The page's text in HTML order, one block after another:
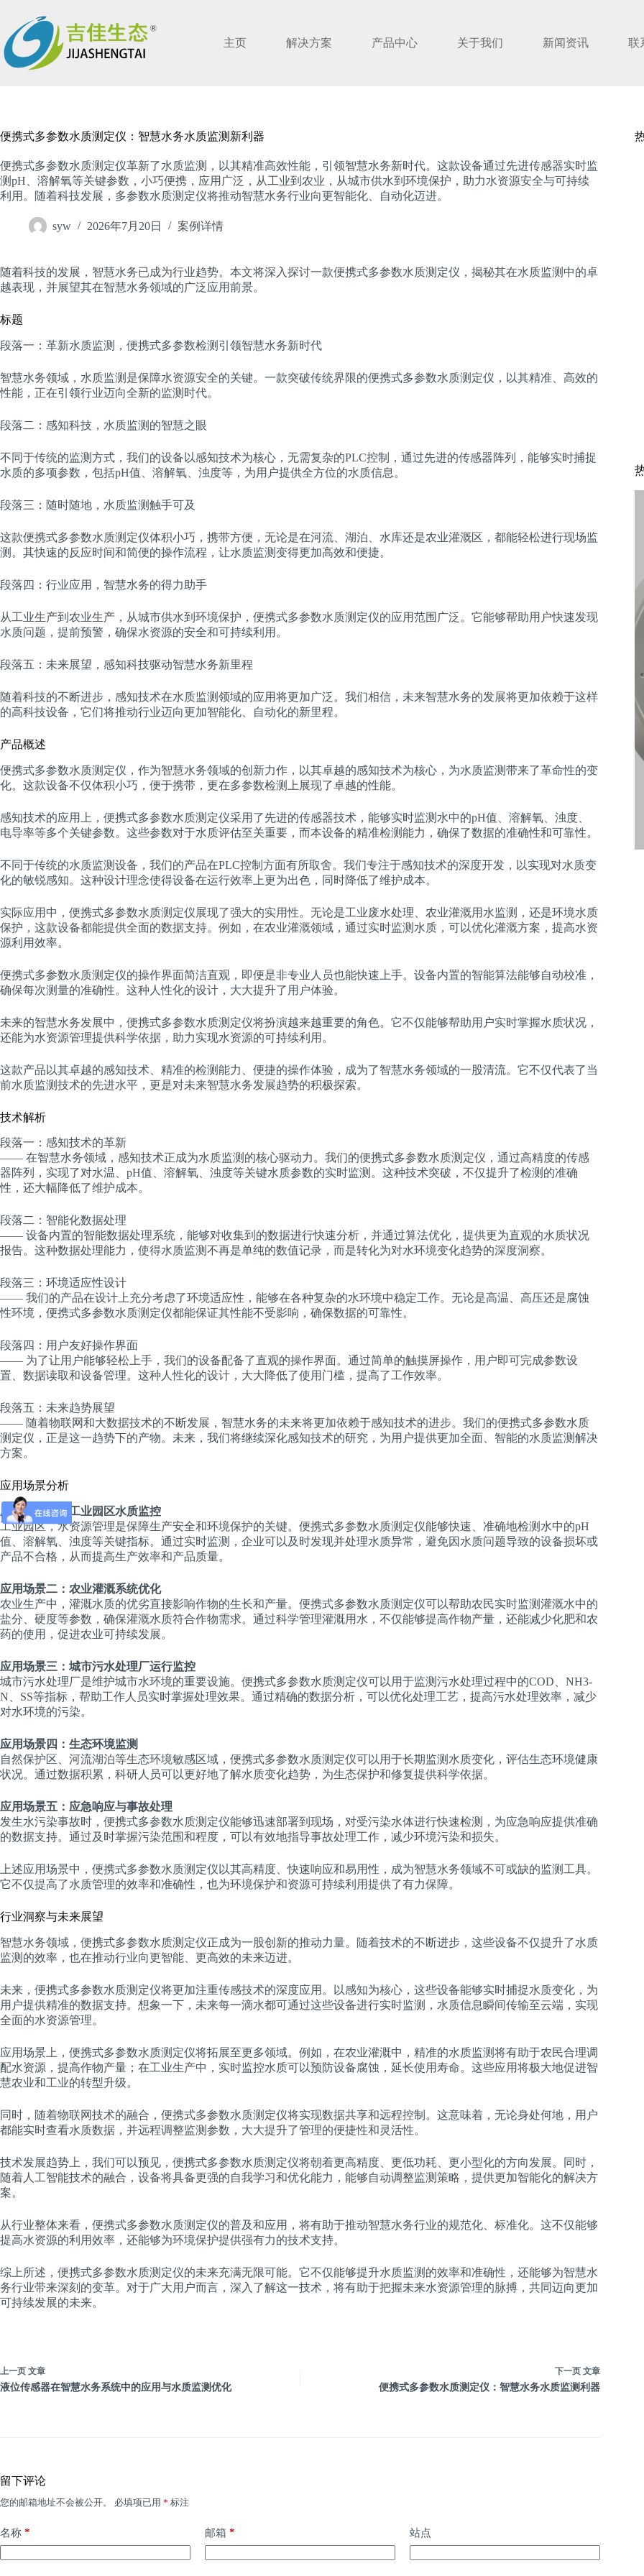
内
容
主页 解决方案 产品中心 关于我们 新闻资讯 联
便携式多参数水质测定仪：智慧水务水质监测新利器
便携式多参数水质测定仪革新了水质监测，以其精准高效性能，引领智慧水务新时代。这款设备通过先进传感器实时监
测pH、溶解氧等关键参数，小巧便携，应用广泛，从工业到农业，从城市供水到环境保护，助力水资源安全与可持续
利用。随着科技发展，多参数水质测定仪将推动智慧水务行业向更智能化、自动化迈进。
syw 2026年7月20日 案例详情
随着科技的发展，智慧水务已成为行业趋势。本文将深入探讨一款便携式多参数水质测定仪，揭秘其在水质监测中的卓
越表现，并展望其在智慧水务领域的广泛应用前景。
标题
段落一：革新水质监测，便携式多参数检测引领智慧水务新时代
智慧水务领域，水质监测是保障水资源安全的关键。一款突破传统界限的便携式多参数水质测定仪，以其精准、高效的
性能，正在引领行业迈向全新的监测时代。
段落二：感知科技，水质监测的智慧之眼
不同于传统的监测方式，我们的设备以感知技术为核心，无需复杂的PLC控制，通过先进的传感器阵列，能够实时捕捉
水质的多项参数，包括pH值、溶解氧、浊度等，为用户提供全方位的水质信息。
段落三：随时随地，水质监测触手可及
这款便携式多参数水质测定仪体积小巧，携带方便，无论是在河流、湖泊、水库还是农业灌溉区，都能轻松进行现场监
测。其快速的反应时间和简便的操作流程，让水质监测变得更加高效和便捷。
段落四：行业应用，智慧水务的得力助手
从工业生产到农业生产，从城市供水到环境保护，便携式多参数水质测定仪的应用范围广泛。它能够帮助用户快速发现
水质问题，提前预警，确保水资源的安全和可持续利用。
段落五：未来展望，感知科技驱动智慧水务新里程
随着科技的不断进步，感知技术在水质监测领域的应用将更加广泛。我们相信，未来智慧水务的发展将更加依赖于这样
的高科技设备，它们将推动行业迈向更加智能化、自动化的新里程。
产品概述
便携式多参数水质测定仪，作为智慧水务领域的创新力作，以其卓越的感知技术为核心，为水质监测带来了革命性的变
化。这款设备不仅体积小巧，便于携带，更在多参数检测上展现了卓越的性能。
感知技术的应用上，便携式多参数水质测定仪采用了先进的传感器技术，能够实时监测水中的pH值、溶解氧、浊度、
电导率等多个关键参数。这些参数对于水质评估至关重要，而本设备的精准检测能力，确保了数据的准确性和可靠性。
不同于传统的水质监测设备，我们的产品在PLC控制方面有所取舍。我们专注于感知技术的深度开发，以实现对水质变
化的敏锐感知。这种设计理念使得设备在运行效率上更为出色，同时降低了维护成本。
实际应用中，便携式多参数水质测定仪展现了强大的实用性。无论是工业废水处理、农业灌溉用水监测，还是环境水质
保护，这款设备都能提供全面的数据支持。例如，在农业灌溉领域，通过实时监测水质，可以优化灌溉方案，提高水资
源利用效率。
便携式多参数水质测定仪的操作界面简洁直观，即便是非专业人员也能快速上手。设备内置的智能算法能够自动校准，
确保每次测量的准确性。这种人性化的设计，大大提升了用户体验。
未来的智慧水务发展中，便携式多参数水质测定仪将扮演越来越重要的角色。它不仅能够帮助用户实时掌握水质状况，
还能为水资源管理提供科学依据，助力实现水资源的可持续利用。
这款产品以其卓越的感知技术、精准的检测能力、便捷的操作体验，成为了智慧水务领域的一股清流。它不仅代表了当
前水质监测技术的先进水平，更是对未来智慧水务发展趋势的积极探索。
技术解析
段落一：感知技术的革新
—— 在智慧水务领域，感知技术正成为水质监测的核心驱动力。我们的便携式多参数水质测定仪，通过高精度的传感
器阵列，实现了对水温、pH值、溶解氧、浊度等关键水质参数的实时监测。这种技术突破，不仅提升了检测的准确
性，还大幅降低了维护成本。
段落二：智能化数据处理
—— 设备内置的智能数据处理系统，能够对收集到的数据进行快速分析，并通过算法优化，提供更为直观的水质状况
报告。这种数据处理能力，使得水质监测不再是单纯的数值记录，而是转化为对水环境变化趋势的深度洞察。
段落三：环境适应性设计
—— 我们的产品在设计上充分考虑了环境适应性，能够在各种复杂的水环境中稳定工作。无论是高温、高压还是腐蚀
性环境，便携式多参数水质测定仪都能保证其性能不受影响，确保数据的可靠性。
段落四：用户友好操作界面
—— 为了让用户能够轻松上手，我们的设备配备了直观的操作界面。通过简单的触摸屏操作，用户即可完成参数设
置、数据读取和设备管理。这种人性化的设计，大大降低了使用门槛，提高了工作效率。
段落五：未来趋势展望
—— 随着物联网和大数据技术的不断发展，智慧水务的未来将更加依赖于感知技术的进步。我们的便携式多参数水质
测定仪，正是这一趋势下的产物。未来，我们将继续深化感知技术的研究，为用户提供更加全面、智能的水质监测解决
方案。
应用场景分析
应用场景一：工业园区水质监控
工业园区，水资源管理是保障生产安全和环境保护的关键。便携式多参数水质测定仪能够快速、准确地检测水中的pH
值、溶解氧、浊度等关键指标。通过实时监测，企业可以及时发现并处理水质异常，避免因水质问题导致的设备损坏或
产品不合格，从而提高生产效率和产品质量。
应用场景二：农业灌溉系统优化
农业生产中，灌溉水质的优劣直接影响作物的生长和产量。便携式多参数水质测定仪可以帮助农民实时监测灌溉水中的
盐分、硬度等参数，确保灌溉水质符合作物需求。通过科学管理灌溉用水，不仅能够提高作物产量，还能减少化肥和农
药的使用，促进农业可持续发展。
应用场景三：城市污水处理厂运行监控
城市污水处理厂是维护城市水环境的重要设施。便携式多参数水质测定仪可以用于监测污水处理过程中的COD、NH3-
N、SS等指标，帮助工作人员实时掌握处理效果。通过精确的数据分析，可以优化处理工艺，提高污水处理效率，减少
对水环境的污染。
应用场景四：生态环境监测
自然保护区、河流湖泊等生态环境敏感区域，便携式多参数水质测定仪可以用于长期监测水质变化，评估生态环境健康
状况。通过数据积累，科研人员可以更好地了解水质变化趋势，为生态保护和修复提供科学依据。
应用场景五：应急响应与事故处理
发生水污染事故时，便携式多参数水质测定仪能够迅速部署到现场，对受污染水体进行快速检测，为应急响应提供准确
的数据支持。通过及时掌握污染范围和程度，可以有效地指导事故处理工作，减少环境污染和损失。
上述应用场景中，便携式多参数水质测定仪以其高精度、快速响应和易用性，成为智慧水务领域不可或缺的监测工具。
它不仅提高了水质管理的效率和准确性，也为环境保护和资源可持续利用提供了有力保障。
行业洞察与未来展望
智慧水务领域，便携式多参数水质测定仪正成为一股创新的推动力量。随着技术的不断进步，这些设备不仅提升了水质
监测的效率，也在推动行业向更智能、更高效的未来迈进。
未来，便携式多参数水质测定仪将更加注重传感技术的深度应用。以感知为核心，这些设备能够实时捕捉水质变化，为
用户提供精准的数据支持。想象一下，未来每一滴水都可通过这些设备进行实时监测，水质信息瞬间传输至云端，实现
全面的水资源管理。
应用场景上，便携式多参数水质测定仪将拓展至更多领域。例如，在农业灌溉中，精准的水质监测将有助于农民合理调
配水资源，提高作物产量；在工业生产中，实时监控水质可以预防设备腐蚀，延长使用寿命。这些应用将极大地促进智
慧农业和工业的转型升级。
同时，随着物联网技术的融合，便携式多参数水质测定仪将实现数据共享和远程控制。这意味着，无论身处何地，用户
都能实时查看水质数据，并远程调整监测参数，大大提升了管理的便捷性和灵活性。
技术发展趋势上，我们可以预见，便携式多参数水质测定仪将朝着更高精度、更低功耗、更小型化的方向发展。同时，
随着人工智能技术的融合，设备将具备更强的自我学习和优化能力，能够自动调整监测策略，提供更加智能化的解决方
案。
从行业整体来看，便携式多参数水质测定仪的普及和应用，将有助于推动智慧水务行业的规范化、标准化。这不仅能够
提高水资源的利用效率，还能够为环境保护提供强有力的技术支持。
综上所述，便携式多参数水质测定仪的未来充满无限可能。它不仅能够提升水质监测的效率和准确性，还能够为智慧水
务行业带来深刻的变革。对于广大用户而言，深入了解这一技术，将有助于把握未来水资源管理的脉搏，共同迈向更加
可持续发展的未来。
上一页 文章
液位传感器在智慧水务系统中的应用与水质监测优化
下一页 文章
便携式多参数水质测定仪：智慧水务水质监测利器
留下评论
您的邮箱地址不会被公开。 必填项已用 * 标注
名称 * 邮箱 * 站点